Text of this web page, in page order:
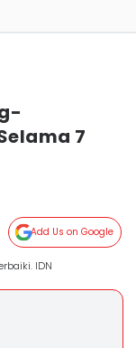
7
Add Us on Google
IDN